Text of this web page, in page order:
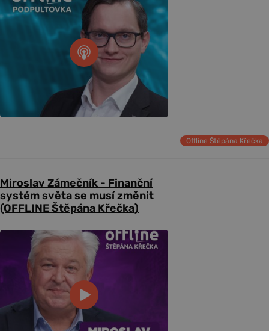
Offline Štěpána Křečka
Miroslav Zámečník - Finanční
systém světa se musí změnit
(OFFLINE Štěpána Křečka)